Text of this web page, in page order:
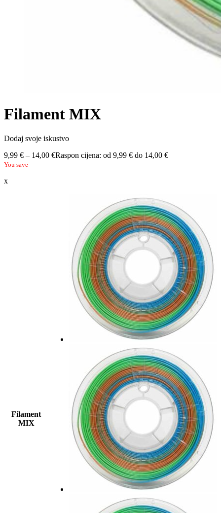
Filament MIX
Dodaj svoje iskustvo
9,99 € – 14,00 €Raspon cijena: od 9,99 € do 14,00 €
You save
x
Filament
MIX